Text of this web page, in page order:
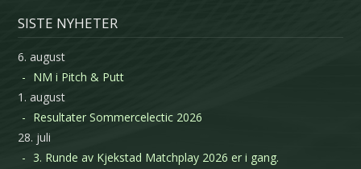
SISTE NYHETER
6. august
NM i Pitch & Putt
1. august
Resultater Sommercelectic 2026
28. juli
3. Runde av Kjekstad Matchplay 2026 er i gang.